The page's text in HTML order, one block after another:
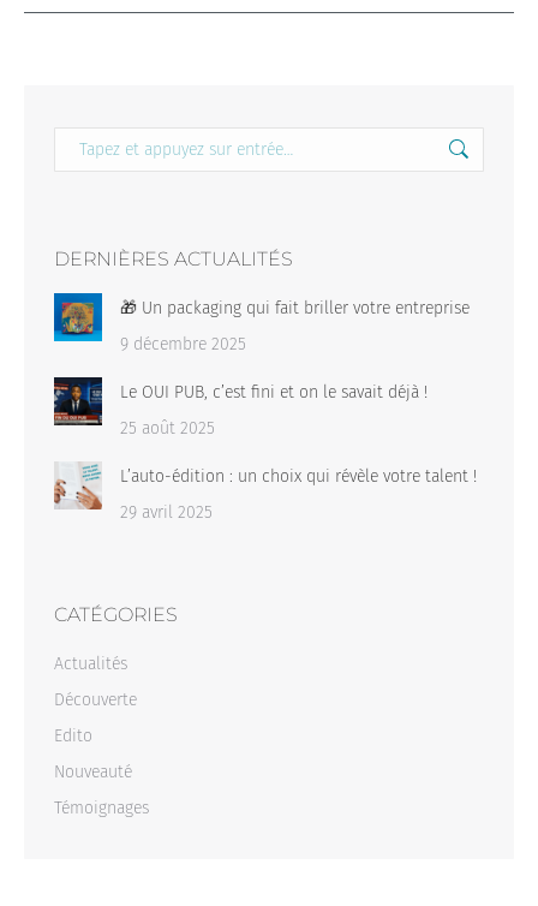
:
Recherche
:
DERNIÈRES ACTUALITÉS
🎁 Un packaging qui fait briller votre entreprise
9 décembre 2025
Le OUI PUB, c’est fini et on le savait déjà !
25 août 2025
L’auto-édition : un choix qui révèle votre talent !
29 avril 2025
CATÉGORIES
Actualités
Découverte
Edito
Nouveauté
Témoignages